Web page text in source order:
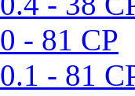
- 81 CP
- 81